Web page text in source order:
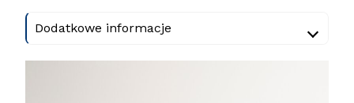
Dodatkowe informacje